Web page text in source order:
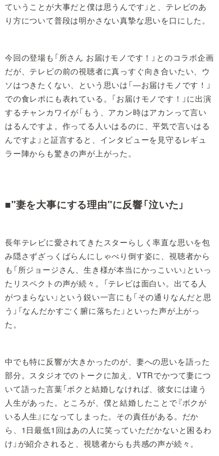
ていうことが大事だと僕は思うんです」と、テレビのあ
り方について普段は明かさない真摯な思いを口にした。
今回の登場も「所さん お届けモノです！」とのコラボ企画
だが、テレビの前の視聴者に真っすぐ向き合いたい、ウ
ソはつきたくない、という思いは「―お届けモノです！」
での食レポにも表れている。「お届けモノです！」に出演
するチャンカワイが「もう、アカン時はアカンって言い
はるんですよ。作ってる人いはるのに、平気で言いはる
んですよ」と証言すると、インタビューを見守るレギュ
ラー陣からも驚きの声が上がった。
■"妻を大事にする理由"に反響「泣いた」
長年テレビに愛されてきたスターらしく率直な思いを包
み隠さずざっくばらんにしゃべり倒す姿に、視聴者から
も「所ジョージさん、生き様が本当にかっこいい」といっ
たリスペクトの声が続々。「テレビは面白い。出てる人
がつまらない」という鋭い一言にも「その通りなんだと思
う」「なんだかすごく腑に落ちた」といった声が上がっ
た。
中でも特に反響が大きかったのが、妻への思いを語った
部分。スタジオでのトークに加え、VTRでかつて妻につ
いて語った言葉「ボクと結婚しなければ、彼女には違う
人生があった。ところが、僕と結婚したことで『ボクが
いる人生』になってしまった。その責任がある。だか
ら、1日最低1回はあの人に笑っていただかないと困るわ
け」が紹介されると、視聴者からも共感の声が続々。